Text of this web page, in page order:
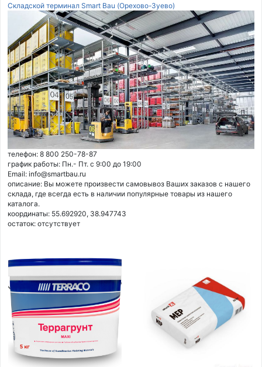
Складской терминал Smart Bau (Орехово-Зуево)
телефон: 8 800 250-78-87
график работы: Пн.- Пт. с 9:00 до 19:00
Email: info@smartbau.ru
описание: Вы можете произвести самовывоз Ваших заказов с нашего
склада, где всегда есть в наличии популярные товары из нашего
каталога.
координаты: 55.692920, 38.947743
остаток: отсутствует